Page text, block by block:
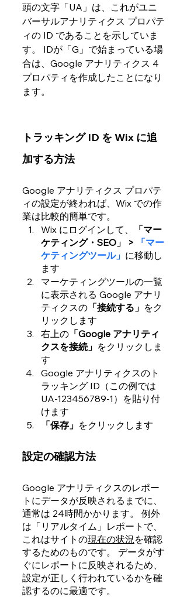
頭の文字「UA」は、これがユニ
バーサルアナリティクス プロパテ
ィの ID であることを示していま
す。 IDが「G」で始まっている場
合は、Google アナリティクス 4
プロパティを作成したことになり
ます。
トラッキング ID を Wix に追
加する方法
Google アナリティクス プロパテ
ィの設定が終われば、Wix での作
業は比較的簡単です。
Wix にログインして、
「マー
ケティング・SEO」 >
「マー
ケティングツール」 に移動し
ます
マーケティングツールの一覧
に表示される Google アナリ
ティクスの 「接続する」 をク
リックします
右上の 「Google アナリティ
クスを接続」 をクリックしま
す
Google アナリティクスのト
ラッキング ID（この例では
UA-123456789-1）を貼り付
けます
「保存」 をクリックします
設定の確認方法
Google アナリティクスのレポー
トにデータが反映されるまでに、
通常は 24時間かかります。 例外
は「リアルタイム」レポートで、
これはサイトの現在の状況を確認
するためのものです。 データがす
ぐにレポートに反映されるため、
設定が正しく行われているかを確
認するのに最適です。